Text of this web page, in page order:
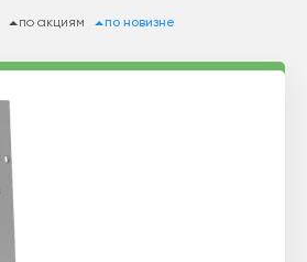
по акциям по новизне